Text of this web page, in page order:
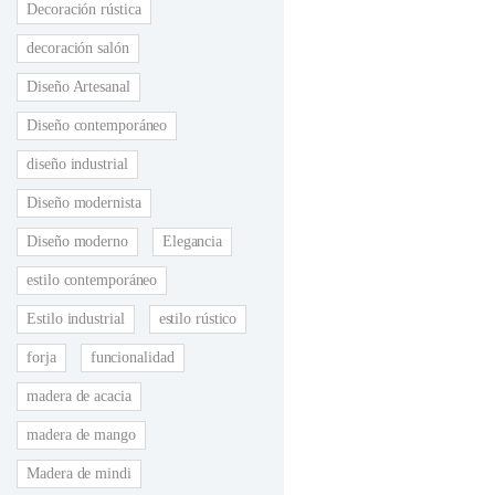
Decoración rústica
decoración salón
Diseño Artesanal
Diseño contemporáneo
diseño industrial
Diseño modernista
Diseño moderno Elegancia
estilo contemporáneo
Estilo industrial estilo rústico
forja funcionalidad
madera de acacia
madera de mango
Madera de mindi